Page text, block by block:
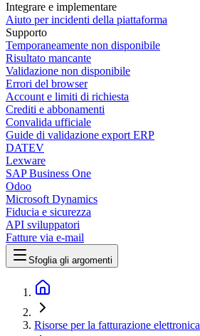
Integrare e implementare
Aiuto per incidenti della piattaforma
Supporto
Temporaneamente non disponibile
Risultato mancante
Validazione non disponibile
Errori del browser
Account e limiti di richiesta
Crediti e abbonamenti
Convalida ufficiale
Guide di validazione export ERP
DATEV
Lexware
SAP Business One
Odoo
Microsoft Dynamics
Fiducia e sicurezza
API sviluppatori
Fatture via e-mail
Sfoglia gli argomenti
Risorse per la fatturazione elettronica